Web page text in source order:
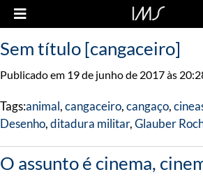
Sem título [cangaceiro]
Publicado em 19 de junho de 2017 às
Tags:animal,cangaceiro,cangaço,
Desenho,ditadura militar,Glauber
O assunto é cinema,